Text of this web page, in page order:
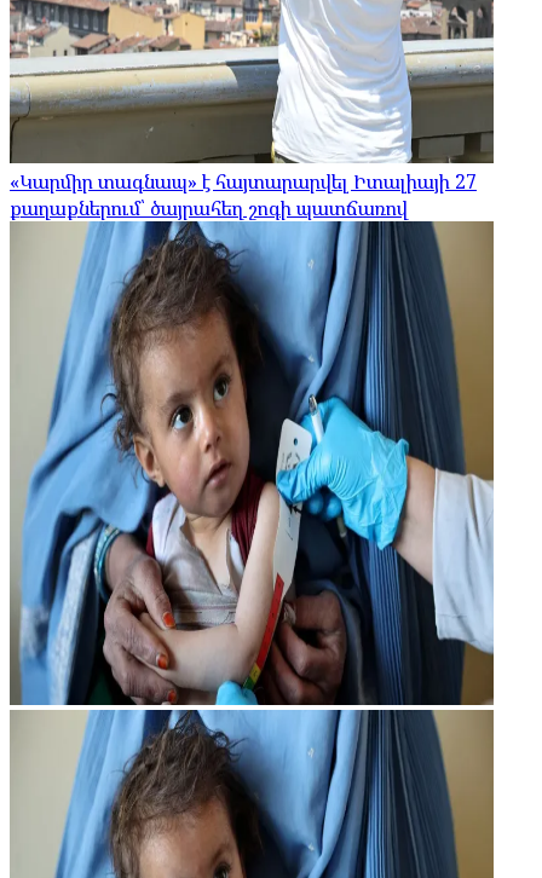
«Կարմիր տագնապ» է հայտարարվել Իտալիայի 27
քաղաքներում՝ ծայրահեղ շոգի պատճառով